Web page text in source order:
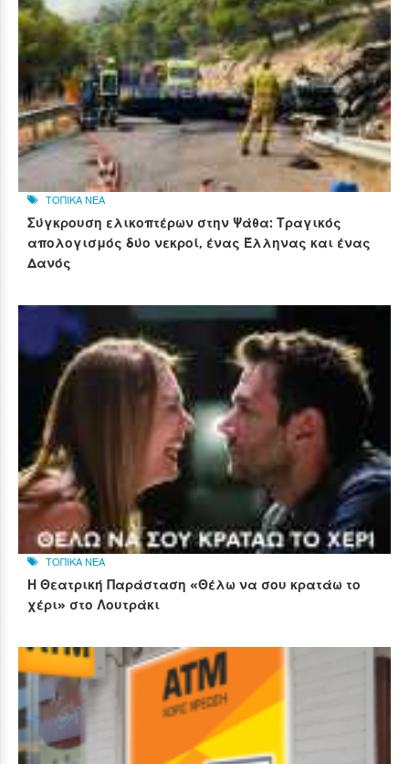
ΤΟΠΙΚΑ ΝΕΑ
Σύγκρουση ελικοπτέρων στην Ψάθα: Τραγικός
απολογισμός δύο νεκροί, ένας Έλληνας και ένας
Δανός
ΤΟΠΙΚΑ ΝΕΑ
Η Θεατρική Παράσταση «Θέλω να σου κρατάω το
χέρι» στο Λουτράκι